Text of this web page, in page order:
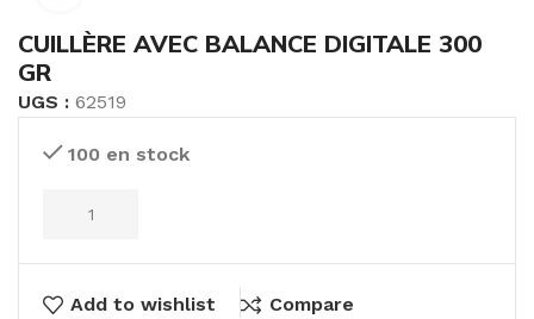
CUILLÈRE AVEC BALANCE DIGITALE 300
GR
UGS : 62519
100 en stock
Add to wishlist Compare